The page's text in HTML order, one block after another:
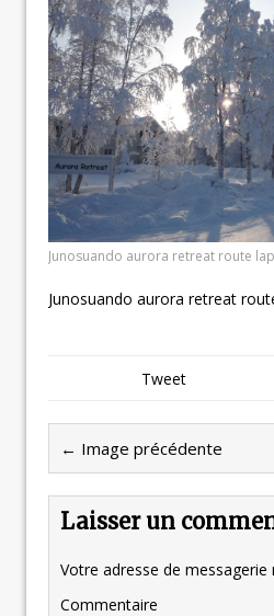
Junosuando aurora retreat route
Junosuando aurora retreat
Tweet
← Image précédente
Laisser un
Votre adresse de messagerie
Commentaire